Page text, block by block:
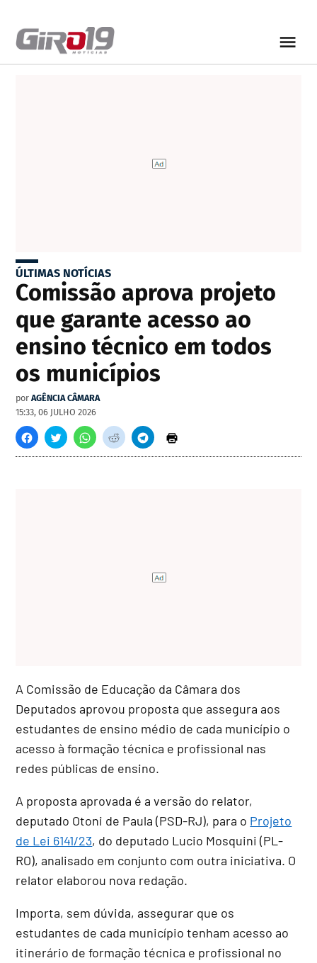
ÚLTIMAS NOTÍCIAS
Comissão aprova projeto
que garante acesso ao
ensino técnico em todos
os municípios
por AGÊNCIA CÂMARA
15:33, 06 JULHO 2026
A Comissão de Educação da Câmara dos
Deputados aprovou proposta que assegura aos
estudantes de ensino médio de cada município o
acesso à formação técnica e profissional nas
redes públicas de ensino.
A proposta aprovada é a versão do relator,
deputado Otoni de Paula (PSD-RJ), para o Projeto
de Lei 6141/23, do deputado Lucio Mosquini (PL-
RO), analisado em conjunto com outra iniciativa. O
relator elaborou nova redação.
Importa, sem dúvida, assegurar que os
estudantes de cada município tenham acesso ao
itinerário de formação técnica e profissional no